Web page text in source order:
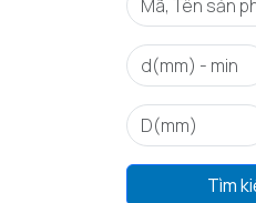
Tìm